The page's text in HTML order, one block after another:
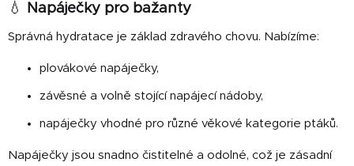
💧 Napáječky pro bažanty
Správná hydratace je základ zdravého chovu. Nabízíme:
plovákové napáječky,
závěsné a volně stojící napájecí nádoby,
napáječky vhodné pro různé věkové kategorie ptáků.
Napáječky jsou snadno čistitelné a odolné, což je zásadní